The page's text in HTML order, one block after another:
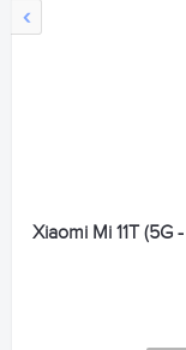
‹
Xiaomi Mi 11T (5G